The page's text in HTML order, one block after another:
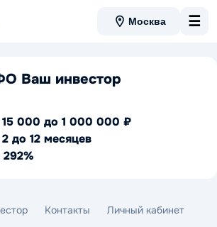
Москва ☰
Ваш инвестор
000 до 1 000 000 ₽
до 12 месяцев
Контакты Личный кабинет